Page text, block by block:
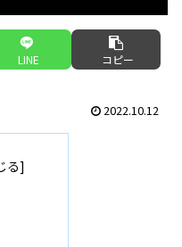
LINE コピー
2022.10.12